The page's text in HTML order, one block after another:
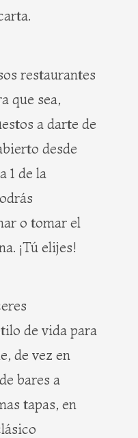
restaurantes
que sea,
a darte de
desde
1 de la
o tomar el
¡Tú elijes!
de vida para
de vez en
bares a
tapas, en